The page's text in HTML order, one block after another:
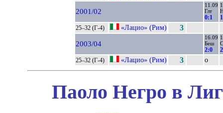
2001/02
11.09
Глт
0:1
25–32 (Г-4) «Лацио» (Рим) 3
2003/04
16.09
Беш
2:0
25–32 (Г-4) «Лацио» (Рим) 3 о
Паоло Негро в